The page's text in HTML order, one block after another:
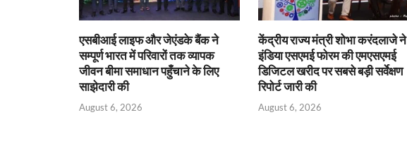
एसबीआई लाइफ और जेएंडके बैंक ने
सम्पूर्ण भारत में परिवारों तक व्यापक
जीवन बीमा समाधान पहुँचाने के लिए
साझेदारी की
August 6, 2026
केंद्रीय राज्य मंत्री शोभा करंदलाजे ने
इंडिया एसएमई फोरम की एमएसएमई
डिजिटल खरीद पर सबसे बड़ी सर्वेक्षण
रिपोर्ट जारी की
August 6, 2026